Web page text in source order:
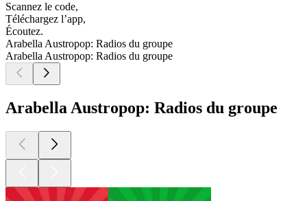
Scannez le code,
Téléchargez l’app,
Écoutez.
Arabella Austropop: Radios du groupe
Arabella Austropop: Radios du groupe
Arabella Austropop: Radios du groupe